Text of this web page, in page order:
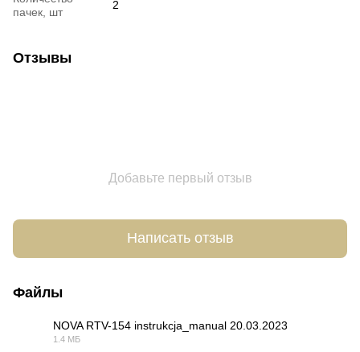
пачек, шт
2
Отзывы
Добавьте первый отзыв
Написать отзыв
Файлы
NOVA RTV-154 instrukcja_manual 20.03.2023
1.4 МБ